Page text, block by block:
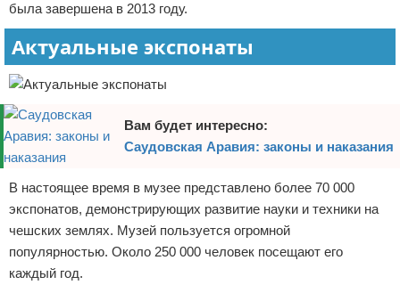
была завершена в 2013 году.
Актуальные экспонаты
Вам будет интересно:
Саудовская Аравия: законы и наказания
В настоящее время в музее представлено более 70 000
экспонатов, демонстрирующих развитие науки и техники на
чешских землях. Музей пользуется огромной
популярностью. Около 250 000 человек посещают его
каждый год.